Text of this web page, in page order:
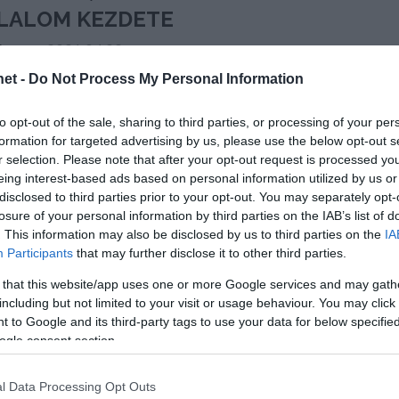
- Do Not Process My Personal Information
opt-out of the sale, sharing to third parties, or processing of your
for targeted advertising by us, please use the below opt-out
selection. Please note that after your opt-out request is processed
interest-based ads based on personal information utilized by us
to third parties prior to your opt-out. You may separately
of your personal information by third parties on the IAB’s list of
This information may also be disclosed by us to third parties on the
Participants that may further disclose it to other third parties.
that this website/app uses one or more Google services and may
but not limited to your visit or usage behaviour. You may
to Google and its third-party tags to use your data for below
consent section.
Data Processing Opt Outs
KEZDETE
2021.04.22.
a mai Kormányinfón. Ahogyan azt 2 napja
de ezzel a hétvége olyan hangulatban telhet,
kezdődik a kijárási tilalom
egyes lépéseit az oltottság szintjének
is. A következő lazítás a 3,5 millió
mondhatjuk, hogy ezt a hétvégén,
el fogjuk érni. Ebből az
úr fogja ezt határozattal